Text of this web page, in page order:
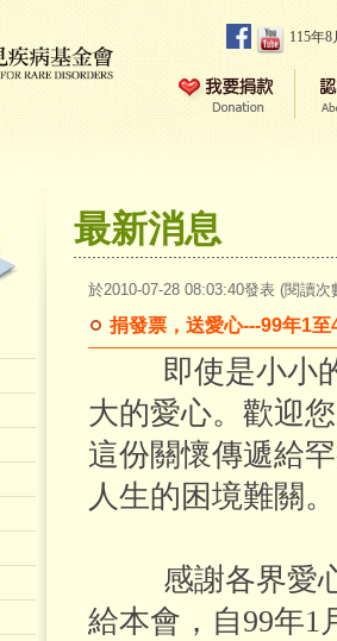
115年
最新消息
於2010-07-28 08:03:40發表 (閱讀次
捐發票，送愛心---99年1
即使是小小的
大的愛心。歡迎
這份關懷傳遞給
人生的困境難關。
感謝各界愛心
給本會，自99年1